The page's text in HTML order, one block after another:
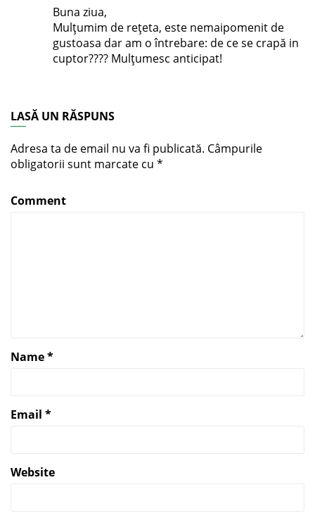
Buna ziua,
Mulțumim de rețeta, este nemaipomenit de
gustoasa dar am o întrebare: de ce se crapă in
cuptor???? Mulțumesc anticipat!
LASĂ UN RĂSPUNS
Adresa ta de email nu va fi publicată. Câmpurile
obligatorii sunt marcate cu *
Comment
Name*
Email *
Website